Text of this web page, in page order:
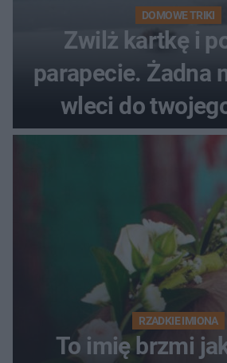
DOMOWE TRIKI
Zwilż kartkę i
parapecie. Żadna
wleci do
RZADKIE IMIONA
To imię brzmi